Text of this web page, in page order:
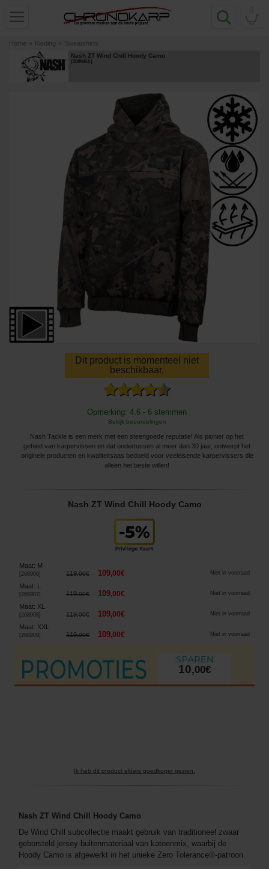
Home » Kleding » Sweatshirts
Nash ZT Wind Chill Hoody Camo
[268906A]
Dit product is momenteel niet
beschikbaar.
Opmerking: 4.6 - 6 stemmen
Bekijk beoordelingen
Nash Tackle is een merk met een steengoede reputatie! Als pionier op het
gebied van karpervissen en dat ondertussen al meer dan 30 jaar, ontwerpt het
originele producten en kwaliteitsaas bedoeld voor veeleisende karpervissers die
alleen het beste willen!
Nash ZT Wind Chill Hoody Camo
Maat: M
268906] 119,00€ 109,00€ Niet in voorraad
Maat: L
268907] 119,00€ 109,00€ Niet in voorraad
Maat: XL
268908 ] 119,00€ 109,00€ Niet in voorraad
Maat: XXL
268909] 119,00€ 109,00€ Niet in voorraad
10,00€
Ik heb dit product elders goedkoper gezien.
Nash ZT Wind Chill Hoody Camo
De Wind Chill subcollectie maakt gebruik van traditioneel zwaar
geborsteld jersey-buitenmateriaal van katoenmix, waarbij de
Hoody Camo is afgewerkt in het unieke Zero Tolerance®-patroon.